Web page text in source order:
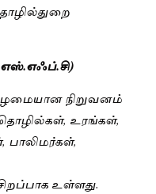
நிறுவனம்
உரங்கள்,
உள்ளது.